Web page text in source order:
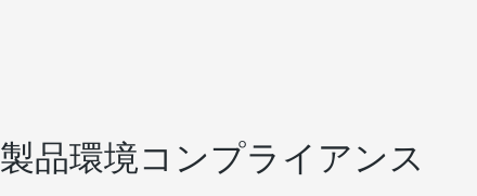
製品環境コンプライアンス